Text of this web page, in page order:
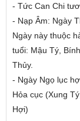
- Tức Can Chi
- Nạp Âm: Ngày
Ngày này thuộc
tuổi: Mậu Tý,
Thủy.
- Ngày Ngọ lục
Hỏa cục (Xung
Hợi)